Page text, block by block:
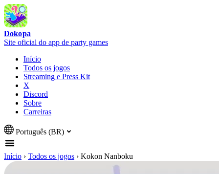
Dokopa
Site oficial do app de party games
Início
Todos os jogos
Streaming e Press Kit
X
Discord
Sobre
Carreiras
Português (BR)
Início › Todos os jogos › Kokon Nanboku